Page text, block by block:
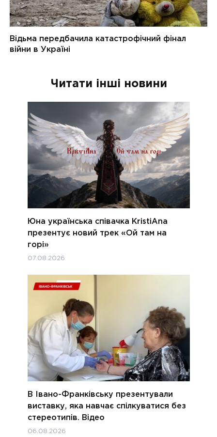
Читати інші новини
Юна українська співачка KristiAna
презентує новий трек «Ой там на
горі»
07.08.2026
В Івано-Франківську презентували
виставку, яка навчає спілкуватися без
стереотипів. Відео
06.08.2026